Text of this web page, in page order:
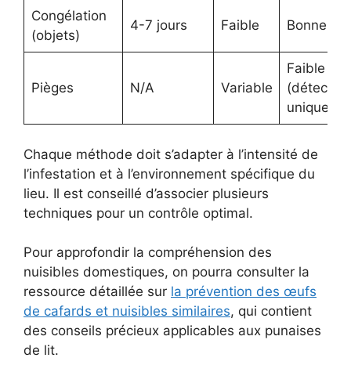
Congélation
(objets)
4-7 jours Faible Bonne
Pièges N/A Variable
Faible
(détection
Chaque méthode doit s’adapter à l’intensité de
l’infestation et à l’environnement spécifique du
lieu. Il est conseillé d’associer plusieurs
techniques pour un contrôle optimal.
Pour approfondir la compréhension des
nuisibles domestiques, on pourra consulter la
ressource détaillée sur la prévention des œufs
de cafards et nuisibles similaires, qui contient
des conseils précieux applicables aux punaises
de lit.